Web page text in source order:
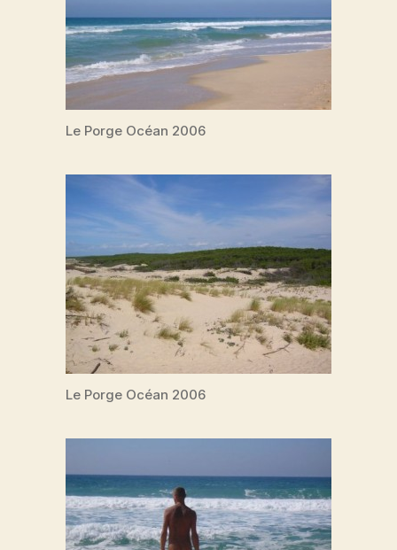
Le Porge Océan 2006
Le Porge Océan 2006